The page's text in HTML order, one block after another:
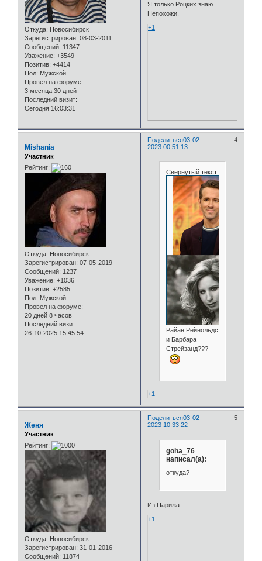
Откуда: Новосибирск
Зарегистрирован: 08-03-2011
Сообщений: 11347
Уважение: +3549
Позитив: +4414
Пол: Мужской
Провел на форуме:
3 месяца 30 дней
Последний визит:
Сегодня 16:03:31
Я только Роцких знаю.
Непохожи.
+1
Поделиться 4
03-02-
2023 00:51:13
Mishania
Участник
Рейтинг:
Откуда: Новосибирск
Зарегистрирован: 07-05-2019
Сообщений: 1237
Уважение: +1036
Позитив: +2585
Пол: Мужской
Провел на форуме:
20 дней 8 часов
Последний визит:
26-10-2025 15:45:54
Свернутый текст
Райан Рейнольдс
и Барбара
Стрейзанд???
+1
Поделиться 5
03-02-
2023 10:33:22
Женя
Участник
Рейтинг:
Откуда: Новосибирск
Зарегистрирован: 31-01-2016
Сообщений: 11874
goha_76
написал(а):
откуда?
Из Парижа.
+1